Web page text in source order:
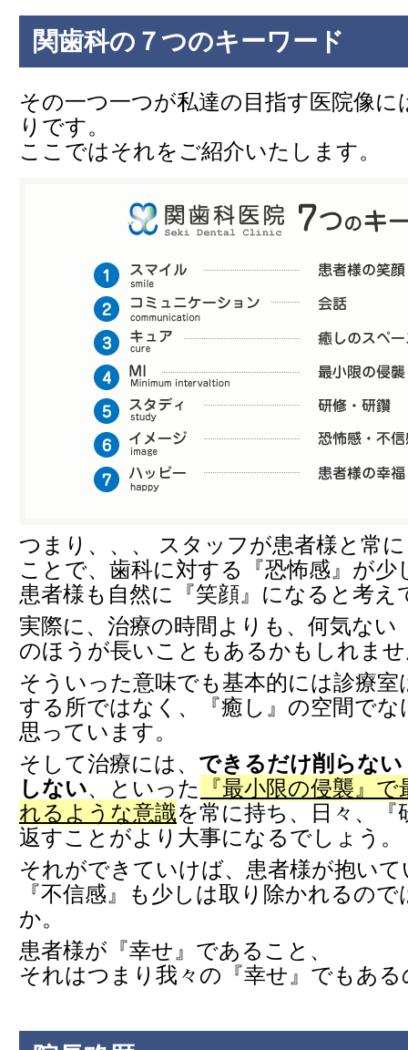
関歯科の７つのキーワード
その一つ一つが私達の目指す医院像
りです。
ここではそれをご紹介いたします。
つまり、、、 スタッフが患者様と常
ことで、歯科に対する『恐怖感』が
患者様も自然に『笑顔』になると考え
実際に、治療の時間よりも、何気ない
のほうが長いこともあるかもしれま
そういった意味でも基本的には診療
する所ではなく、『癒し』の空間で
思っています。
そして治療には、 できるだけ削らな
しない、といった
『最小限の侵襲』
れるような意識を常に持ち、日々、『
返すことがより大事になるでしょう。
それができていけば、患者様が抱い
『不信感』も少しは取り除かれるの
か。
患者様が『幸せ』であること、
それはつまり我々の『幸せ』でもあ